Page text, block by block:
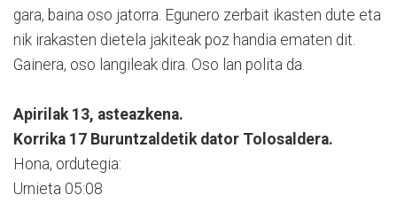
gara, baina oso jatorra. Egunero zerbait ikasten dute eta
nik irakasten dietela jakiteak poz handia ematen dit.
Gainera, oso langileak dira. Oso lan polita da.
Apirilak 13, asteazkena.
Korrika 17 Buruntzaldetik dator Tolosaldera.
Hona, ordutegia:
Urnieta 05:08